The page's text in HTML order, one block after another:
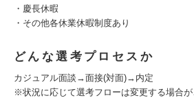
・慶長休暇
・その他各休業休暇制度あり
どんな選考プロセスか
カジュアル面談→面接(対面)→内定
※状況に応じて選考フローは変更する場合